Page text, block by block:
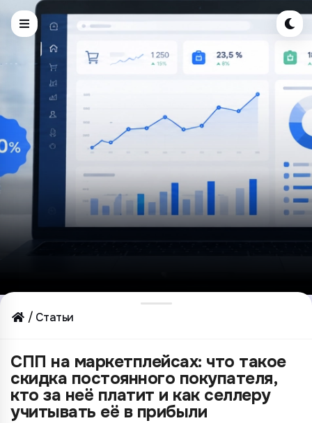
Статьи
СПП на маркетплейсах: что такое
скидка постоянного покупателя,
кто за неё платит и как селлеру
учитывать её в прибыли